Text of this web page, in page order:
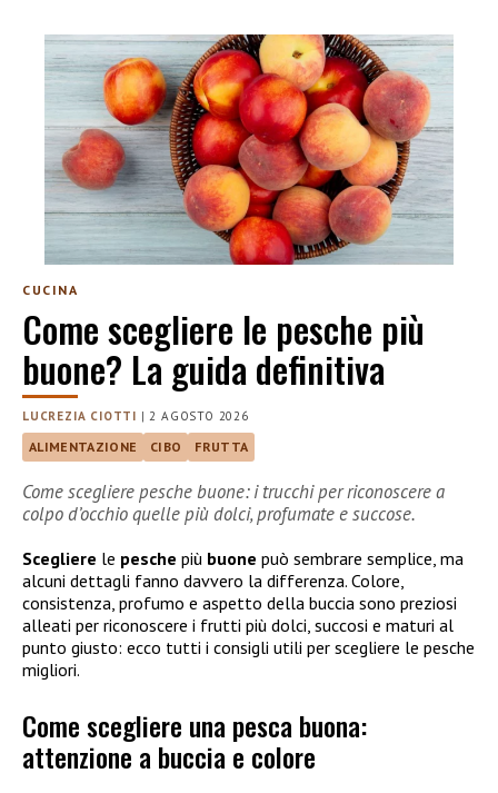
CUCINA
Come scegliere le pesche più
buone? La guida definitiva
LUCREZIA CIOTTI |2 AGOSTO 2026
ALIMENTAZIONE CIBO FRUTTA
Come scegliere pesche buone: i trucchi per riconoscere a
colpo d’occhio quelle più dolci, profumate e succose.
Scegliere le pesche più buone può sembrare semplice, ma
alcuni dettagli fanno davvero la differenza. Colore,
consistenza, profumo e aspetto della buccia sono preziosi
alleati per riconoscere i frutti più dolci, succosi e maturi al
punto giusto: ecco tutti i consigli utili per scegliere le pesche
migliori.
Come scegliere una pesca buona:
attenzione a buccia e colore